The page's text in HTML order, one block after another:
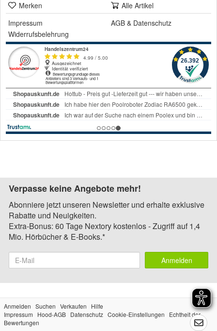
Merken
Alle Artikel
Impressum
AGB & Datenschutz
Widerrufsbelehrung
Verpasse keine Angebote mehr!
Abonniere jetzt unseren Newsletter und erhalte exklusive
Rabatte und Neuigkeiten.
Extra-Bonus: 60 Tage Nextory kostenlos - Zugriff auf 1,4
Mio. Hörbücher & E-Books.*
Anmelden
Anmelden Suchen Verkaufen
Hilfe
Impressum
Hood-AGB Datenschutz Cookie-Einstellungen
Echtheit der
Bewertungen